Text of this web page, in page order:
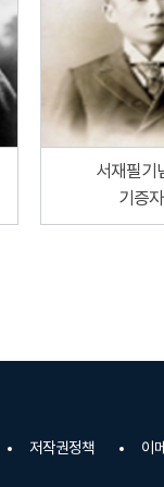
서재필기
기증
저작권정책 이